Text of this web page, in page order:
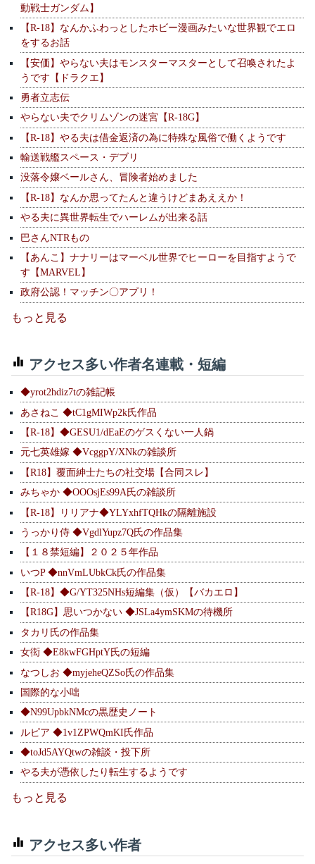
動戦士ガンダム】
【R-18】なんかふわっとしたホビー漫画みたいな世界観でエロ
をするお話
【安価】やらない夫はモンスターマスターとして召喚されたよ
うです【ドラクエ】
勇者立志伝
やらない夫でクリムゾンの迷宮【R-18G】
【R-18】やる夫は借金返済の為に特殊な風俗で働くようです
輸送戦艦スペース・デブリ
没落令嬢ベールさん、冒険者始めました
【R-18】なんか思ってたんと違うけどまあええか！
やる夫に異世界転生でハーレムが出来る話
巴さんNTRもの
【あんこ】ナナリーはマーベル世界でヒーローを目指すようで
す【MARVEL】
政府公認！マッチン〇アプリ！
もっと見る
アクセス多い作者名連載・短編
◆yrot2hdiz7tの雑記帳
あさねこ ◆tC1gMIWp2k氏作品
【R-18】◆GESU1/dEaEのゲスくない一人鍋
元七英雄嫁 ◆VcggpY/XNkの雑談所
【R18】覆面紳士たちの社交場【合同スレ】
みちゃか ◆OOOsjEs99A氏の雑談所
【R-18】リリアナ◆YLYxhfTQHkの隔離施設
うっかり侍 ◆VgdlYupz7Q氏の作品集
【１８禁短編】２０２５年作品
いつP ◆nnVmLUbkCk氏の作品集
【R-18】◆G/YT325NHs短編集（仮）【バカエロ】
【R18G】思いつかない ◆JSLa4ymSKMの待機所
タカリ氏の作品集
女衒 ◆E8kwFGHptY氏の短編
なつしお ◆myjeheQZSo氏の作品集
国際的な小咄
◆N99UpbkNMcの黒歴史ノート
ルピア ◆1v1ZPWQmKI氏作品
◆toJd5AYQtwの雑談・投下所
やる夫が憑依したり転生するようです
もっと見る
アクセス多い作者